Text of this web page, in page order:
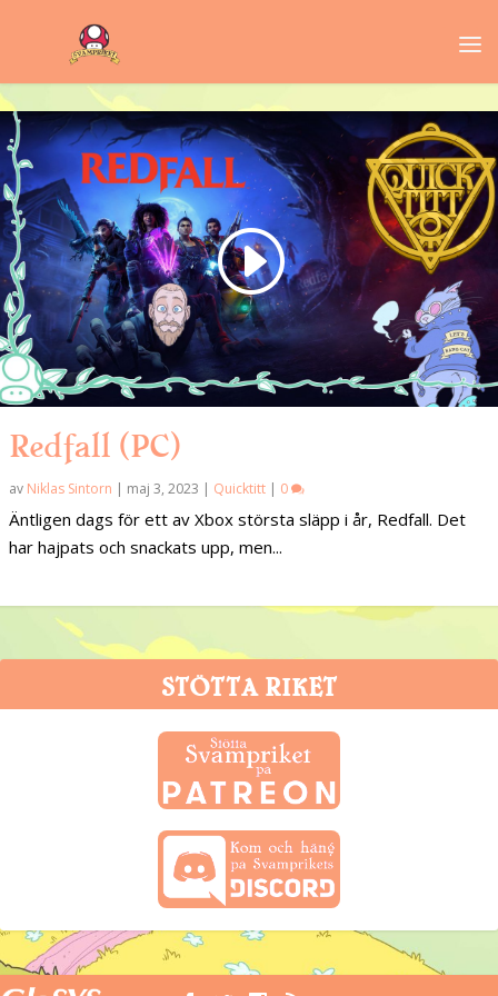
Redfall (PC)
av Niklas Sintorn | maj 3, 2023 | Quicktitt | 0
Äntligen dags för ett av Xbox största släpp i år, Redfall. Det
har hajpats och snackats upp, men...
STÖTTA RIKET